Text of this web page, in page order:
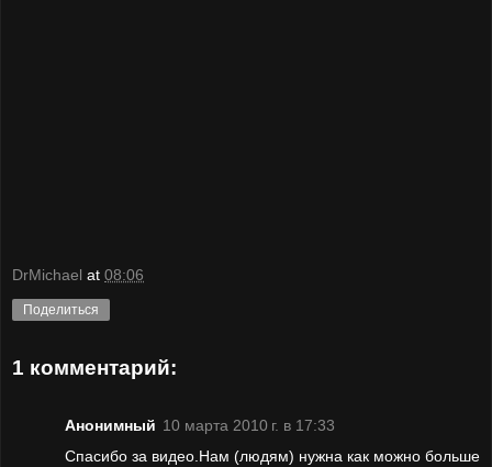
DrMichael at 08:06
Поделиться
1 комментарий:
Анонимный 10 марта 2010 г. в 17:33
Спасибо за видео.Нам (людям) нужна как можно больше